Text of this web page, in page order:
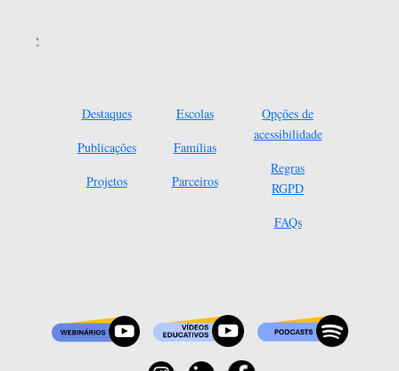
Destaques
Publicações
Projetos
Escolas
Famílias
Parceiros
Opções de
acessibilidade
Regras
RGPD
FAQs